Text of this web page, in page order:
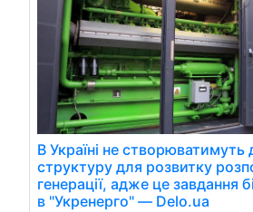
В Україні не
структуру для розвитку
генерації, адже це завдання
в "Укренерго" — Delo.ua